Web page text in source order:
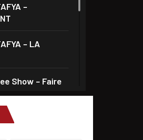
–
– LA
Show – Faire
– Invité